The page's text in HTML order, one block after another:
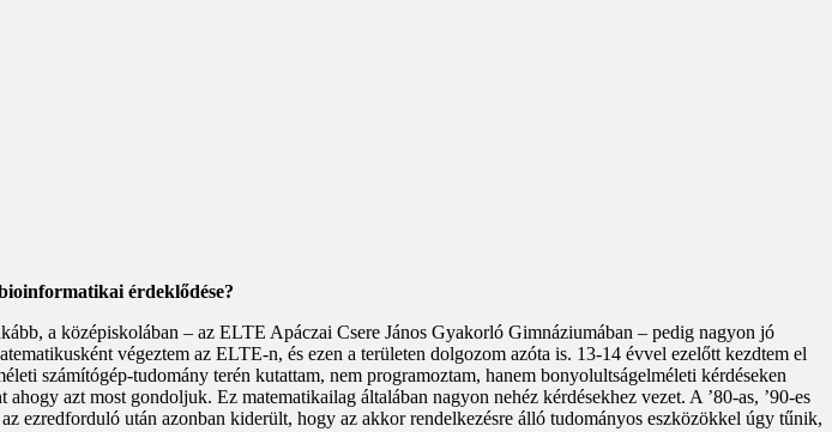
érdeklődése?
a középiskolában – az ELTE Apáczai Csere János Gyakorló Gimnáziumában – pedig nagyon jó
végeztem az ELTE-n, és ezen a területen dolgozom azóta is. 13-14 évvel ezelőtt kezdtem el
számítógép-tudomány terén kutattam, nem programoztam, hanem bonyolultságelméleti kérdéseken
azt most gondoljuk. Ez matematikailag általában nagyon nehéz kérdésekhez vezet. A ’80-as, ’90-es
ezredforduló után azonban kiderült, hogy az akkor rendelkezésre álló tudományos eszközökkel úgy tűnik,